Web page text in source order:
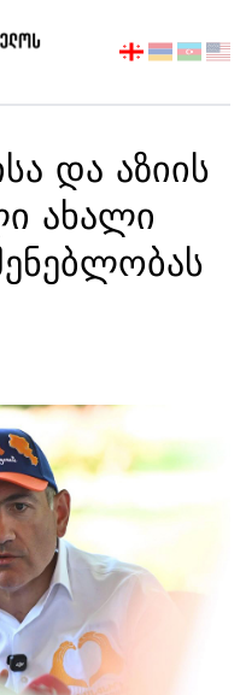
აირჩიეთ
და აზიის
ახალი